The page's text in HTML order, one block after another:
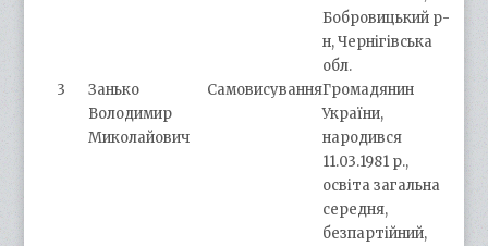
Бобровицький р-
н, Чернігівська
обл.
3
Занько
Володимир
Миколайович
СамовисуванняГромадянин
України,
народився
11.03.1981 р.,
освіта загальна
середня,
безпартійний,